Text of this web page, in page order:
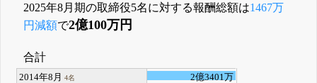
2025年8月期の取締役5名に対する報酬総額は1467万
円減額で2億100万円
合計
2014年8月4名
2億3401万